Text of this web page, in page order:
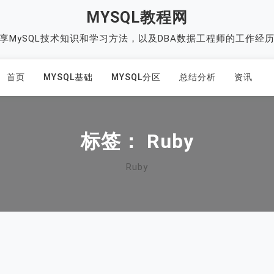
MYSQL教程网
MySQL技术知识和学习方法，以及DBA数据工程师的工作经
首页 MYSQL基础 MYSQL分区 总结分析 资讯
标签： Ruby
Ruby